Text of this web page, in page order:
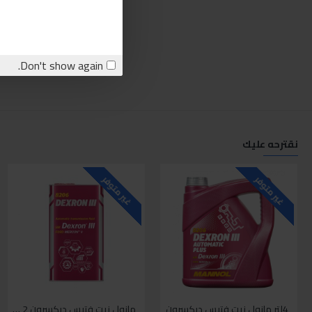
Don't show again.
نقترحه عليك
غير متوفر غير متوفر